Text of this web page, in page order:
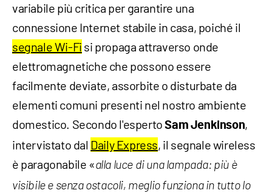
variabile più critica per garantire una
connessione Internet stabile in casa, poiché il
segnale Wi-Fi si propaga attraverso onde
elettromagnetiche che possono essere
facilmente deviate, assorbite o disturbate da
elementi comuni presenti nel nostro ambiente
domestico. Secondo l'espertoSam Jenkinson,
intervistato dal Daily Express, il segnale wireless
è paragonabile «alla luce di una lampada: più è
visibile e senza ostacoli, meglio funziona in tutto lo